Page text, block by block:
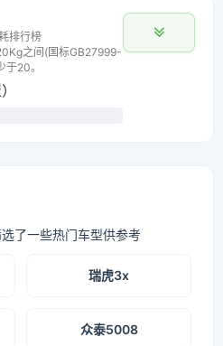
排行榜
之间(国标GB27999-
20。
了一些热门车型供参考
瑞虎3x
众泰5008